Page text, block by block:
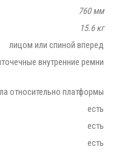
760 мм
15.6 кг
лицом или спиной вперед
внутренние ремни
относительно платформы
есть
есть
есть